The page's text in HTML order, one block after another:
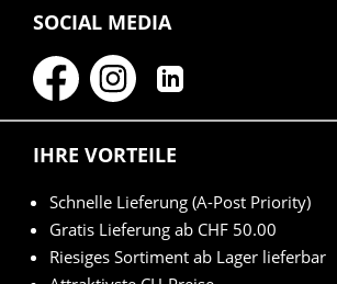
SOCIAL MEDIA
IHRE VORTEILE
Schnelle Lieferung (A-Post Priority)
Gratis Lieferung ab CHF 50.00
Riesiges Sortiment ab Lager lieferbar